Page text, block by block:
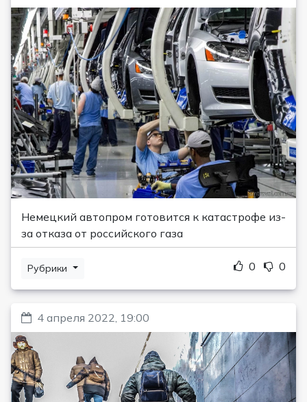
Немецкий автопром готовится к катастрофе из-
за отказа от российского газа
Рубрики 0 0
4 апреля 2022, 19:00